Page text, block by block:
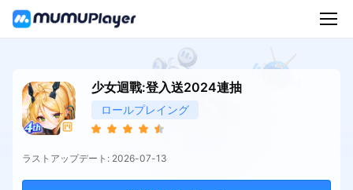
少女迴戰:登入送2024連抽
ロールプレイング
ラストアップデート: 2026-07-13